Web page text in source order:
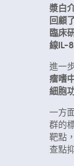
漿白
回顧
臨床
線IL-
進一
瘤嗜
細胞
一方
群的
靶點
查點